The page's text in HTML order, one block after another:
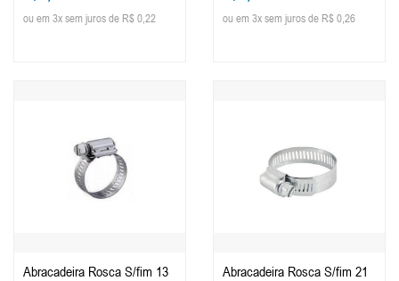
ou em 3x sem juros de R$ 0,22 ou em 3x sem juros de R$ 0,26
Abracadeira Rosca S/fim 13
Abracadeira Rosca S/fim 21